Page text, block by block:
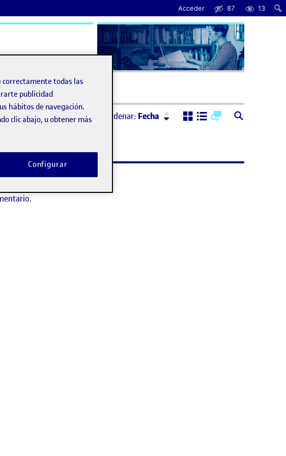
Acceder 87 13
Ayuda
Ordenar: Fecha Ordenar:Descendente
todas las
publicidad
hábitos de navegación.
clic abajo, u obtener más
Configurar